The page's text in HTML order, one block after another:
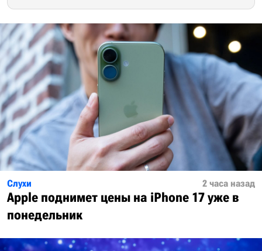
Слухи 2 часа назад
Apple поднимет цены на iPhone 17 уже в
понедельник